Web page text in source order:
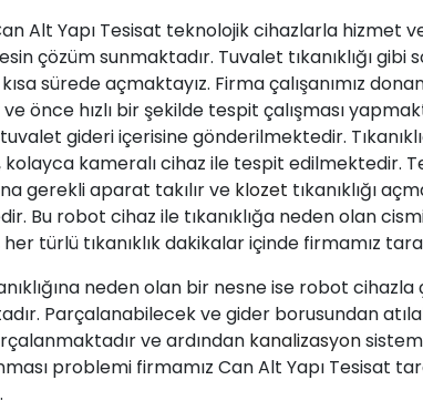
Alt Yapı Tesisat teknolojik cihazlarla hizmet
çözüm sunmaktadır. Tuvalet tıkanıklığı gibi
sürede açmaktayız. Firma çalışanımız
önce hızlı bir şekilde tespit çalışması
gideri içerisine gönderilmektedir.
kolayca kameralı cihaz ile tespit edilmektedir.
gerekli aparat takılır ve klozet tıkanıklığı
Bu robot cihaz ile tıkanıklığa neden olan
türlü tıkanıklık dakikalar içinde firmamız
neden olan bir nesne ise robot
Parçalanabilecek ve gider borusundan
ve ardından kanalizasyon
problemi firmamız Can Alt Yapı Tesisat